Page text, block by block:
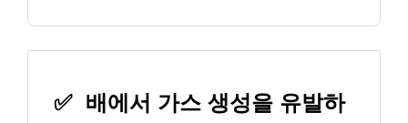
✅ 배에서 가스 생성을 유발하